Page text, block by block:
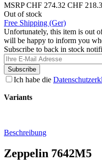
MSRP CHF 274.32 CHF
Out of stock
Free Shipping (Ger)
Unfortunately, this item is out
will be happy to inform you
Subscribe to back in stock
Subscribe
Ich habe die
Variants
Beschreibung
Zeppelin 7642M5